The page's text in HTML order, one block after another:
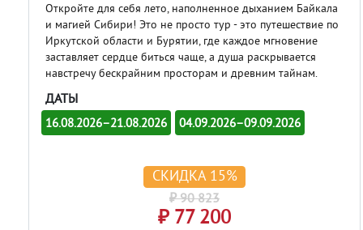
Откройте для себя лето, наполненное дыханием Байкала
и магией Сибири! Это не просто тур - это путешествие по
Иркутской области и Бурятии, где каждое мгновение
заставляет сердце биться чаще, а душа раскрывается
навстречу бескрайним просторам и древним тайнам.
ДАТЫ
16.08.2026–21.08.2026 04.09.2026–09.09.2026
СКИДКА 15%
₽ 90 823
₽ 77 200